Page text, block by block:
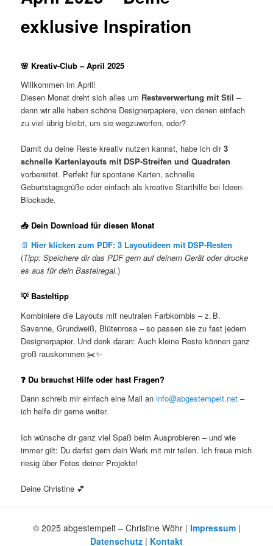
exklusive Inspiration
🌸 Kreativ-Club – April 2025
Willkommen im April!
Diesen Monat dreht sich alles um Resteverwertung mit Stil –
denn wir alle haben schöne Designerpapiere, von denen einfach
zu viel übrig bleibt, um sie wegzuwerfen, oder?
Damit du deine Reste kreativ nutzen kannst, habe ich dir3
schnelle Kartenlayouts mit DSP-Streifen und Quadraten
vorbereitet. Perfekt für spontane Karten, schnelle
Geburtstagsgrüße oder einfach als kreative Starthilfe bei Ideen-
Blockade.
📥 Dein Download für diesen Monat
📄Hier klicken zum PDF: 3 Layoutideen mit DSP-Resten
(Tipp: Speichere dir das PDF gern auf deinem Gerät oder drucke
es aus für dein Bastelregal.)
💡 Basteltipp
Kombiniere die Layouts mit neutralen Farbkombis – z. B.
Savanne, Grundweiß, Blütenrosa – so passen sie zu fast jedem
Designerpapier. Und denk daran: Auch kleine Reste können ganz
groß rauskommen ✂️✨
❓ Du brauchst Hilfe oder hast Fragen?
Dann schreib mir einfach eine Mail aninfo@abgestempelt.net –
ich helfe dir gerne weiter.
Ich wünsche dir ganz viel Spaß beim Ausprobieren – und wie
immer gilt: Du darfst gern dein Werk mit mir teilen. Ich freue mich
riesig über Fotos deiner Projekte!
Deine Christine 💕
© 2025 abgestempelt – Christine Wöhr | Impressum|
Datenschutz | Kontakt